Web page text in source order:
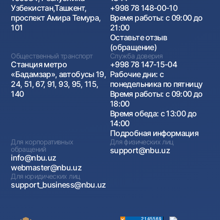
Узбекистан,Ташкент,
проспект Амира Темура,
101
+998 78 148-00-10
Время работы: с 09:00 до
21:00
Оставьте отзыв
(обращение)
Общественный транспорт
Станция метро
«Бадамзар», автобусы 19,
24, 51, 67, 91, 93, 95, 115,
140
Служба доверия
+998 78 147-15-04
Рабочие дни: с
понедельника по пятницу
Время работы: с 09:00 до
18:00
Время обеда: с 13:00 до
14:00
Подробная информация
Для корпоративных
обращений
info@nbu.uz
webmaster@nbu.uz
Для физических лиц
support@nbu.uz
Для юридических лиц
support_business@nbu.uz